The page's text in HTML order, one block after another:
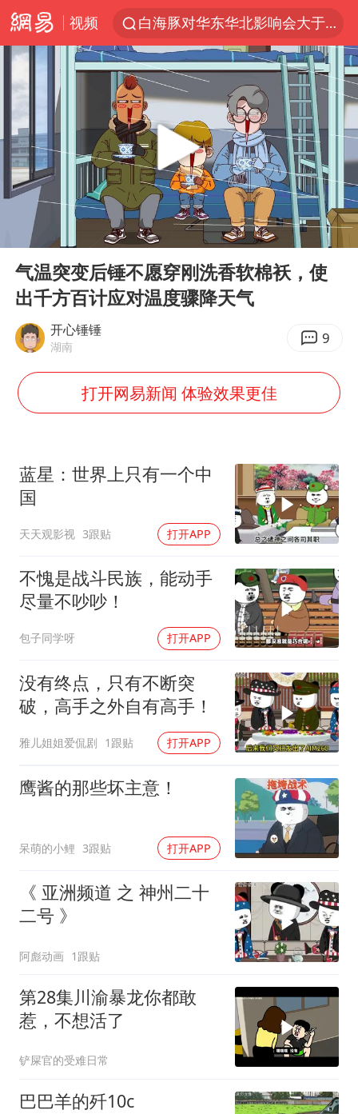
视频
白海豚对华东华北影响会大于巴威
于东来回应胖东来近25年老店年底关闭
以拒绝“和平委员会”的加沙和平计划
美将每月供乌爱国者拦截导弹
全球最大级别运输船通过长江大桥
央视新主播李秋莹母校发文祝贺
上门女婿出轨女邻居多年被判重婚罪
香港刷新1884年以来最高气温纪录
猫咪过火把节被抹成黑猫
BLG经理辟谣Bin离队
总书记点赞的非遗苗绣焕发新生机
Play
02:04
气温突变后锤不愿穿刚洗香软棉袄，使
出千方百计应对温度骤降天气
开心锤锤
湖南 9
打开网易新闻 体验效果更佳
蓝星：世界上只有一个中
国
天天观影视 3跟贴 打开APP
不愧是战斗民族，能动手
尽量不吵吵！
包子同学呀 打开APP
没有终点，只有不断突
破，高手之外自有高手！
雅儿姐姐爱侃剧 1跟贴 打开APP
鹰酱的那些坏主意！
呆萌的小鲤 3跟贴 打开APP
《 亚洲频道 之 神州二十
二号 》
阿彪动画 1跟贴
第28集川渝暴龙你都敢
惹，不想活了
铲屎官的受难日常
巴巴羊的歼10c